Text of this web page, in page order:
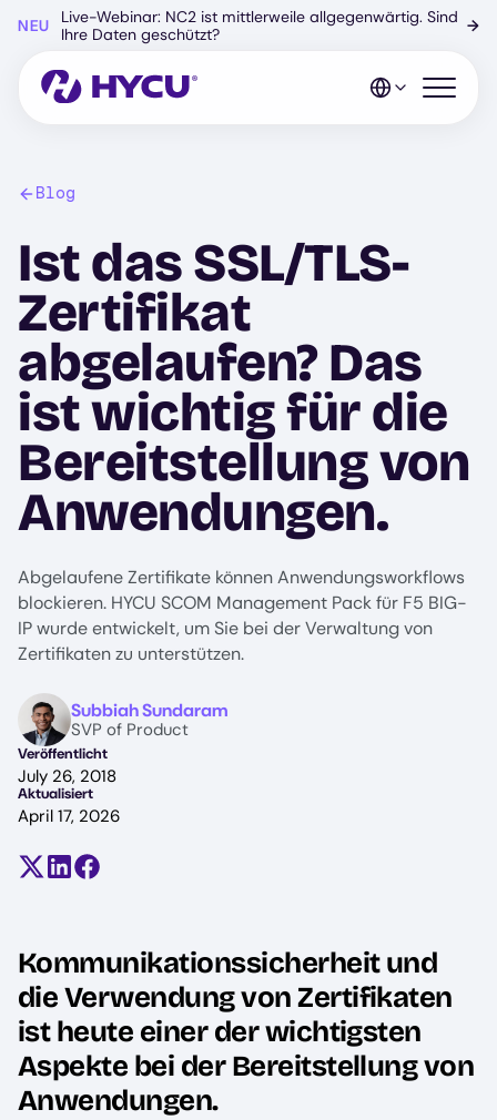
Hauptinhalt
NEU
Live-Webinar: NC2 ist mittlerweile allgegenwärtig. Sind
Ihre Daten geschützt?
→
Mobiles
Blog
Ist das SSL/TLS-
Zertifikat
abgelaufen? Das
ist wichtig für die
Bereitstellung von
Anwendungen.
Abgelaufene Zertifikate können Anwendungsworkflows
blockieren. HYCU SCOM Management Pack für F5 BIG-
IP wurde entwickelt, um Sie bei der Verwaltung von
Zertifikaten zu unterstützen.
ImageSubbiah Sundaram
SVP of Product
Veröffentlicht
July 26, 2018
Aktualisiert
April 17, 2026
Teilen auf X (früher Twitter)
Auf LinkedIn teilen
Auf Facebook teilen
Kommunikationssicherheit und
die Verwendung von Zertifikaten
ist heute einer der wichtigsten
Aspekte bei der Bereitstellung von
Anwendungen.